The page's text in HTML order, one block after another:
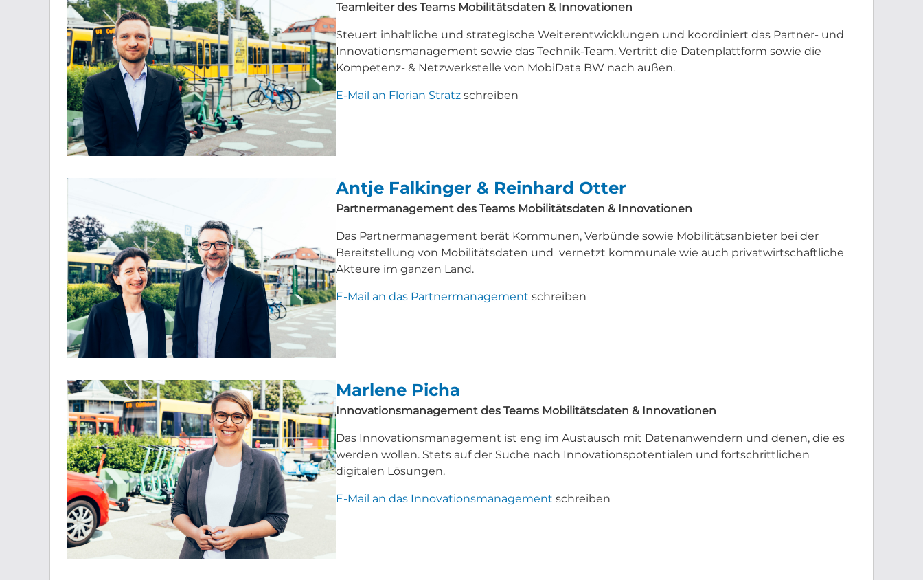
Teamleiter des Teams Mobilitätsdaten & Innovationen
Steuert inhaltliche und strategische Weiterentwicklungen und koordiniert das Partner- und
Innovationsmanagement sowie das Technik-Team. Vertritt die Datenplattform sowie die
Kompetenz- & Netzwerkstelle von MobiData BW nach außen.
E-Mail an Florian Stratz schreiben
Antje Falkinger & Reinhard Otter
Partnermanagement des Teams Mobilitätsdaten & Innovationen
Das Partnermanagement berät Kommunen, Verbünde sowie Mobilitätsanbieter bei der
Bereitstellung von Mobilitätsdaten und vernetzt kommunale wie auch privatwirtschaftliche
Akteure im ganzen Land.
E-Mail an das Partnermanagement schreiben
Marlene Picha
Innovationsmanagement des Teams Mobilitätsdaten & Innovationen
Das Innovationsmanagement ist eng im Austausch mit Datenanwendern und denen, die es
werden wollen. Stets auf der Suche nach Innovationspotentialen und fortschrittlichen
digitalen Lösungen.
E-Mail an das Innovationsmanagement schreiben